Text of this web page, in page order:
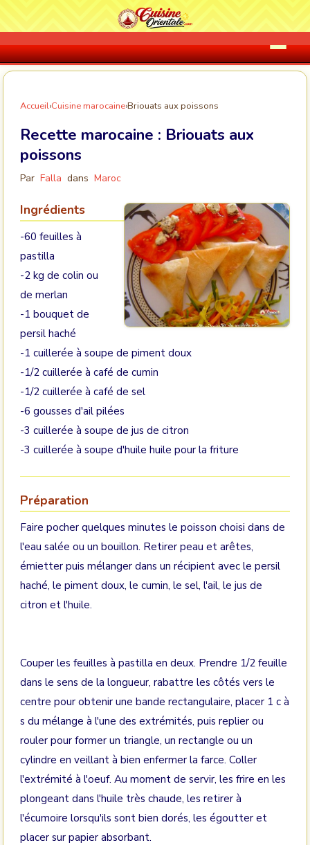
Accueil›Cuisine marocaine›Briouats aux poissons
Recette marocaine : Briouats aux
poissons
Par Falla dans Maroc
Ingrédients
-60 feuilles à
pastilla
-2 kg de colin ou
de merlan
-1 bouquet de
persil haché
-1 cuillerée à soupe de piment doux
-1/2 cuillerée à café de cumin
-1/2 cuillerée à café de sel
-6 gousses d'ail pilées
-3 cuillerée à soupe de jus de citron
-3 cuillerée à soupe d'huile huile pour la friture
Préparation
Faire pocher quelques minutes le poisson choisi dans de
l'eau salée ou un bouillon. Retirer peau et arêtes,
émietter puis mélanger dans un récipient avec le persil
haché, le piment doux, le cumin, le sel, l'ail, le jus de
citron et l'huile.
Couper les feuilles à pastilla en deux. Prendre 1/2 feuille
dans le sens de la longueur, rabattre les côtés vers le
centre pour obtenir une bande rectangulaire, placer 1 c à
s du mélange à l'une des extrémités, puis replier ou
rouler pour former un triangle, un rectangle ou un
cylindre en veillant à bien enfermer la farce. Coller
l'extrémité à l'oeuf. Au moment de servir, les frire en les
plongeant dans l'huile très chaude, les retirer à
l'écumoire lorsqu'ils sont bien dorés, les égoutter et
placer sur papier absorbant.